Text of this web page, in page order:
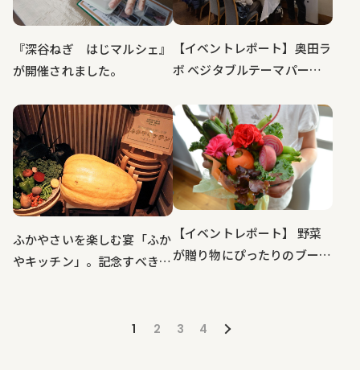
『深谷ねぎ はじマルシェ』
が開催されました。
【イベントレポート】奥田ラ
ボ ベジタブルテーマパーク
ふかやさいを楽しむ宴「ふか
やキッチン」。記念すべき第
【イベントレポート】 野菜
が贈り物にぴったりのブーケ
「母の日に贈る野菜の花束を
1 2 3 4